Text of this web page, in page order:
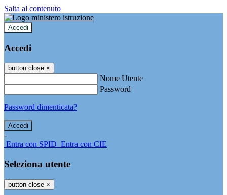
Salta al contenuto
Accedi
Accedi
button close ×
Nome Utente
Password
Password dimenticata?
-
Entra con SPID Entra con CIE
Seleziona utente
button close ×